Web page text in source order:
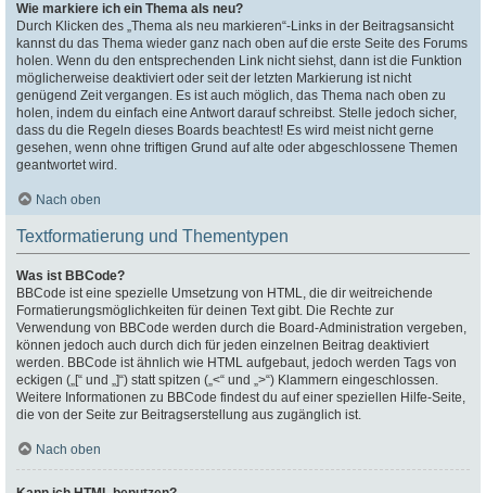
Wie markiere ich ein Thema als neu?
Durch Klicken des „Thema als neu markieren“-Links in der Beitragsansicht
kannst du das Thema wieder ganz nach oben auf die erste Seite des Forums
holen. Wenn du den entsprechenden Link nicht siehst, dann ist die Funktion
möglicherweise deaktiviert oder seit der letzten Markierung ist nicht
genügend Zeit vergangen. Es ist auch möglich, das Thema nach oben zu
holen, indem du einfach eine Antwort darauf schreibst. Stelle jedoch sicher,
dass du die Regeln dieses Boards beachtest! Es wird meist nicht gerne
gesehen, wenn ohne triftigen Grund auf alte oder abgeschlossene Themen
geantwortet wird.
Nach oben
Textformatierung und Thementypen
Was ist BBCode?
BBCode ist eine spezielle Umsetzung von HTML, die dir weitreichende
Formatierungsmöglichkeiten für deinen Text gibt. Die Rechte zur
Verwendung von BBCode werden durch die Board-Administration vergeben,
können jedoch auch durch dich für jeden einzelnen Beitrag deaktiviert
werden. BBCode ist ähnlich wie HTML aufgebaut, jedoch werden Tags von
eckigen („[“ und „]“) statt spitzen („<“ und „>“) Klammern eingeschlossen.
Weitere Informationen zu BBCode findest du auf einer speziellen Hilfe-Seite,
die von der Seite zur Beitragserstellung aus zugänglich ist.
Nach oben